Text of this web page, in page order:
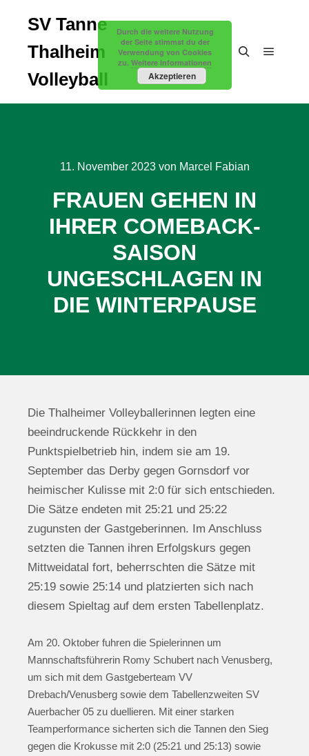
SV Tanne
Thalheim
Volleyball
11. November 2023von Marcel Fabian
FRAUEN GEHEN IN
IHRER COMEBACK-
SAISON
UNGESCHLAGEN IN
DIE WINTERPAUSE
Die Thalheimer Volleyballerinnen legten eine
beeindruckende Rückkehr in den
Punktspielbetrieb hin, indem sie am 19.
September das Derby gegen Gornsdorf vor
heimischer Kulisse mit 2:0 für sich entschieden.
Die Sätze endeten mit 25:21 und 25:22
zugunsten der Gastgeberinnen. Im Anschluss
setzten die Tannen ihren Erfolgskurs gegen
Mittweidatal fort, beherrschten die Sätze mit
25:19 sowie 25:14 und platzierten sich nach
diesem Spieltag auf dem ersten Tabellenplatz.
Am 20. Oktober fuhren die Spielerinnen um
Mannschaftsführerin Romy Schubert nach Venusberg,
um sich mit dem Gastgeberteam VV
Drebach/Venusberg sowie dem Tabellenzweiten SV
Auerbacher 05 zu duellieren. Mit einer starken
Teamperformance sicherten sich die Tannen den Sieg
gegen die Krokusse mit 2:0 (25:21 und 25:13) sowie
Durch die weitere Nutzung
der Seite stimmst du der
Verwendung von Cookies
zu. Weitere Informationen
Akzeptieren